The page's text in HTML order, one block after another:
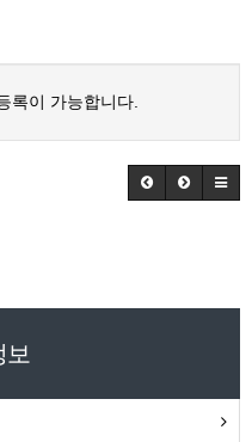
록이 가능합니다.
보